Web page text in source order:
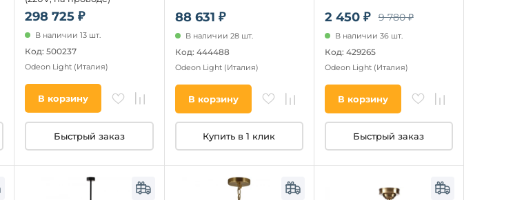
298 725 ₽
В наличии 13 шт.
Код: 500237
Odeon Light (Италия)
В корзину
Быстрый заказ
88 631 ₽
В наличии 28 шт.
Код: 444488
Odeon Light (Италия)
В корзину
Купить в 1 клик
2 450 ₽ 9 780 ₽
В наличии 36 шт.
Код: 429265
Odeon Light (Италия)
В корзину
Быстрый заказ